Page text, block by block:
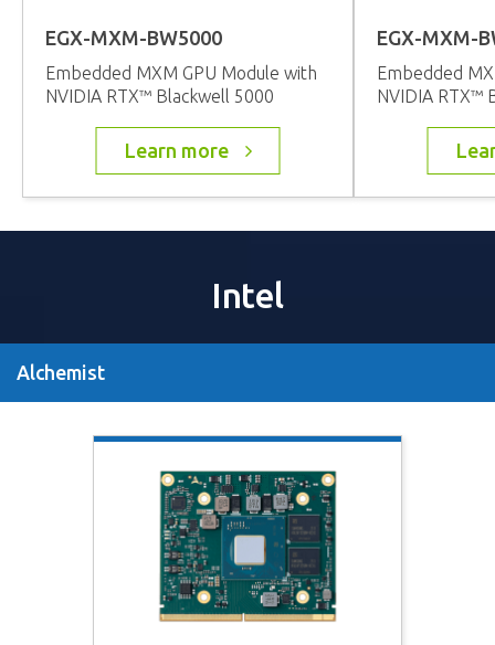
EGX-MXM-BW5000
Embedded MXM GPU Module with
NVIDIA RTX™ Blackwell 5000
Learn more
EGX-MXM-
Embedded
NVIDIA RTX™
Intel
Alchemist